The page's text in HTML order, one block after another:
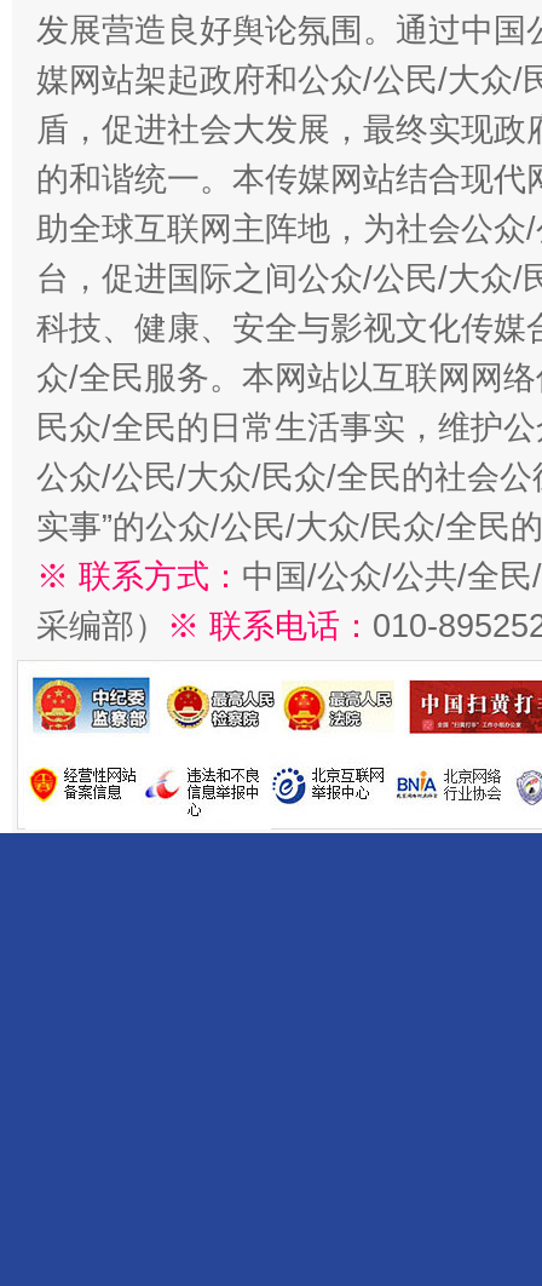
发展营造良好舆论氛围。通过中
媒网站架起政府和公众/公民/大众/
盾，促进社会大发展，最终实现
的和谐统一。本传媒网站结合现
助全球互联网主阵地，为社会公
台，促进国际之间公众/公民/大众/
科技、健康、安全与影视文化传
众/全民服务。本网站以互联网网
民众/全民的日常生活事实，维护
公众/公民/大众/民众/全民的社会公
实事”的公众/公民/大众/民众/全民
※ 联系方式： 中国/公众/公共/全
采编部） ※ 联系电话： 010-